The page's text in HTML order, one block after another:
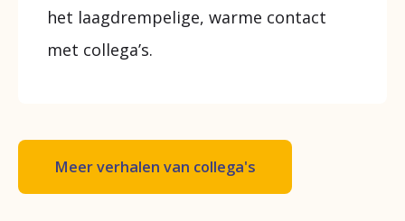
het laagdrempelige, warme contact
met collega’s.
Meer verhalen van collega's